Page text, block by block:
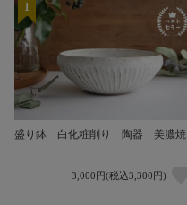
1
盛り鉢 白化粧削り 陶器 美濃焼
3,000円(税込3,300円)